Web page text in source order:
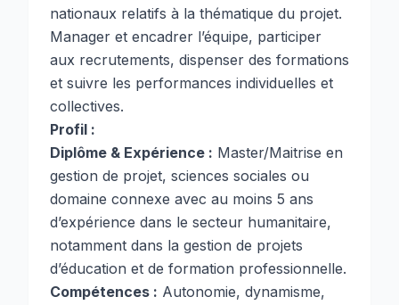
nationaux relatifs à la thématique du projet.
Manager et encadrer l’équipe, participer
aux recrutements, dispenser des formations
et suivre les performances individuelles et
collectives.
Profil :
Diplôme & Expérience : Master/Maitrise en
gestion de projet, sciences sociales ou
domaine connexe avec au moins 5 ans
d’expérience dans le secteur humanitaire,
notamment dans la gestion de projets
d’éducation et de formation professionnelle.
Compétences : Autonomie, dynamisme,